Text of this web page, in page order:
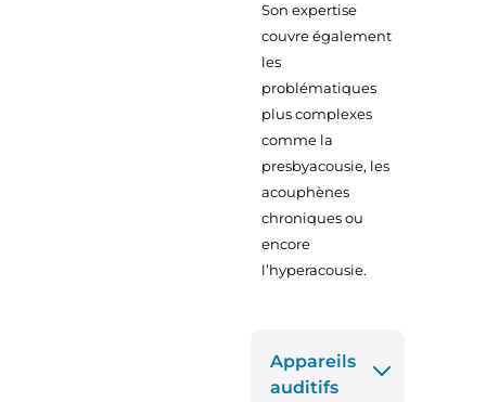
Son expertise
couvre également
les
problématiques
plus complexes
comme la
presbyacousie, les
acouphènes
chroniques ou
encore
l’hyperacousie.
Appareils
auditifs